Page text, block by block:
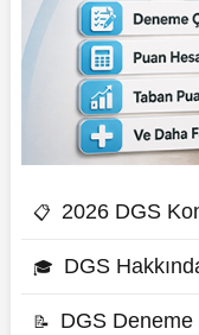
📋 2026 DGS
🎓 DGS
📝 DGS Deneme